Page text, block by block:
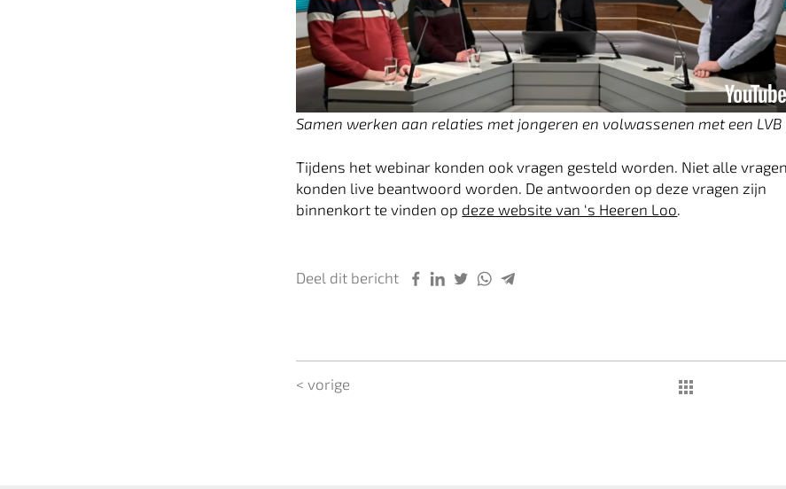
Samen werken aan relaties met jongeren en volwassenen met een LVB
Tijdens het webinar konden ook vragen gesteld worden. Niet alle vragen
konden live beantwoord worden. De antwoorden op deze vragen zijn
binnenkort te vinden op deze website van ‘s Heeren Loo.
Deel dit bericht
< vorige